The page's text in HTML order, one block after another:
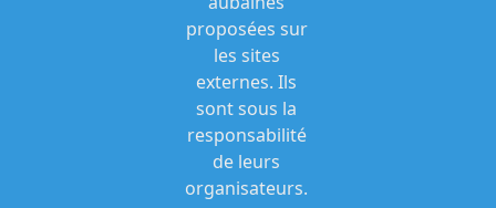
proposées sur
les sites
externes. Ils
sont sous la
responsabilité
de leurs
organisateurs.